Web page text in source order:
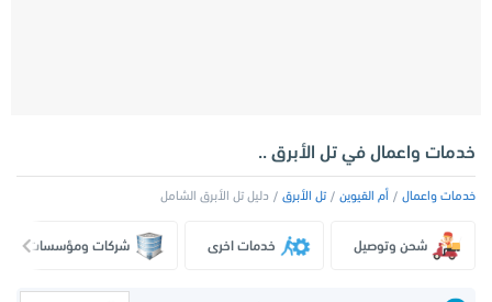
خدمات واعمال في تل الأبرق ..
خدمات واعمال أم القيوين تل الأبرق دليل تل الأبرق الشامل
شحن وتوصيل خدمات اخرى شركات ومؤسسات